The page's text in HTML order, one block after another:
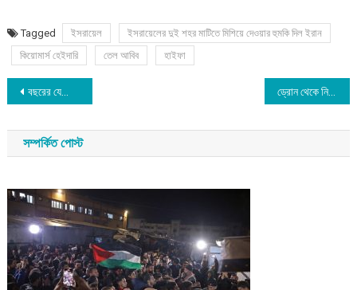
Tagged ইসরায়েল
ইসরায়েলের দুই শহর মাটিতে মিশিয়ে দেওয়ার হুমকি দিল ইরান
কিয়োমার্স হেইদারি
তেল আবিব হাইফা
Post
navigation
বছরের যেকোনো সময় পারমাণবিক পরীক্ষা চালাতে পারে উত্তর কোরিয়া ড্রোন থেকে নিক্ষেপযোগ্য ক্ষেপণাস্ত্র বানাচ্ছে তুরস্ক
সম্পর্কিত পোস্ট